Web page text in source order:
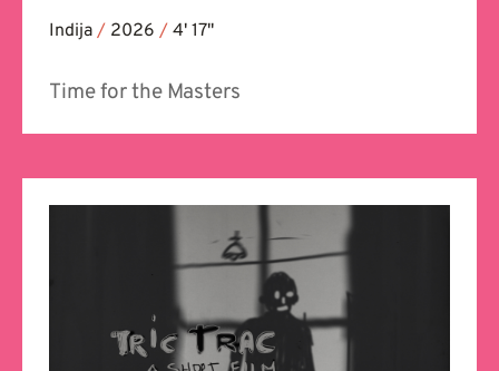
Indija / 2026 / 4' 17''
Time for the Masters